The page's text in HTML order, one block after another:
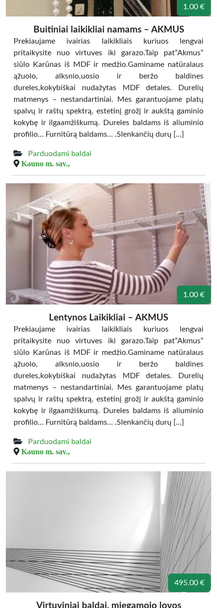
1.00 €
Buitiniai laikikliai namams – AKMUS
Prekiaujame ivairias laikikliais kuriuos lengvai
pritaikysite nuo virtuves iki garazo.Taip pat”Akmus”
siūlo Karūnas iš MDF ir medžio.Gaminame natūralaus
ąžuolo, alksnio,uosio ir beržo baldines
dureles,kokybiškai nudažytas MDF detales. Durelių
matmenys – nestandartiniai. Mes garantuojame platų
spalvų ir raštų spektrą, estetinį grožį ir aukštą gaminio
kokybę ir ilgaamžiškumą. Dureles baldams iš aliuminio
profilio… Furnitūrą baldams… .Slenkančių durų […]
Parduodami baldai
Kauno m. sav.,
1.00 €
Lentynos Laikikliai – AKMUS
Prekiaujame ivairias laikikliais kuriuos lengvai
pritaikysite nuo virtuves iki garazo.Taip pat”Akmus”
siūlo Karūnas iš MDF ir medžio.Gaminame natūralaus
ąžuolo, alksnio,uosio ir beržo baldines
dureles,kokybiškai nudažytas MDF detales. Durelių
matmenys – nestandartiniai. Mes garantuojame platų
spalvų ir raštų spektrą, estetinį grožį ir aukštą gaminio
kokybę ir ilgaamžiškumą. Dureles baldams iš aliuminio
profilio… Furnitūrą baldams… .Slenkančių durų […]
Parduodami baldai
Kauno m. sav.,
495.00 €
Virtuviniai baldai, miegamojo lovos